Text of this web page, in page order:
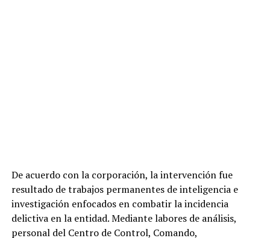
De acuerdo con la corporación, la intervención fue
resultado de trabajos permanentes de inteligencia e
investigación enfocados en combatir la incidencia
delictiva en la entidad. Mediante labores de análisis,
personal del Centro de Control, Comando,